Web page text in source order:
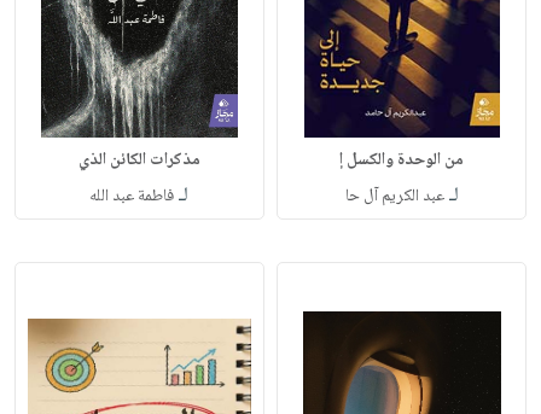
من الوحدة والكسل إ
لـعبد الكريم آل حا
مذكرات الكائن الذي
لـفاطمة عبد الله